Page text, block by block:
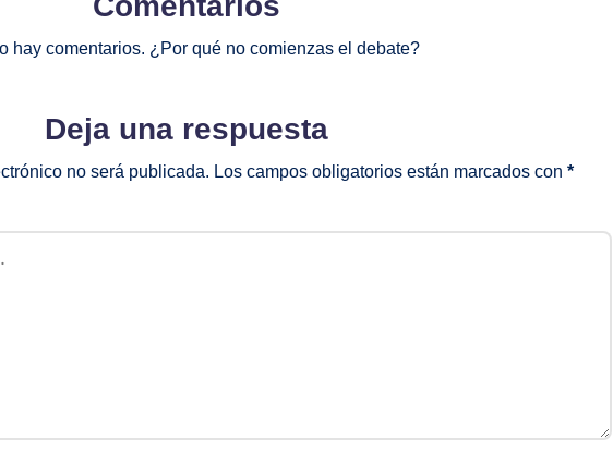
hay comentarios. ¿Por qué no comienzas el debate?
Deja una respuesta
no será publicada. Los campos obligatorios están marcados con *